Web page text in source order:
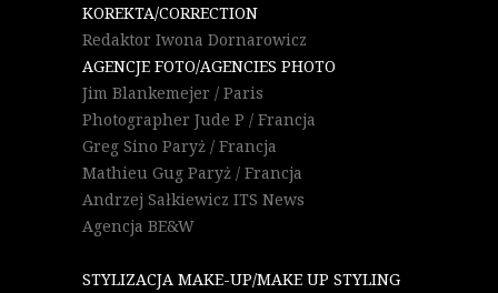
KOREKTA/CORRECTION
Redaktor Iwona Dornarowicz
AGENCJE FOTO/AGENCIES PHOTO
Jim Blankemejer / Paris
Photographer Jude P / Francja
Greg Sino Paryż / Francja
Mathieu Gug Paryż / Francja
Andrzej Sałkiewicz ITS News
Agencja BE&W
STYLIZACJA MAKE-UP/MAKE UP STYLING